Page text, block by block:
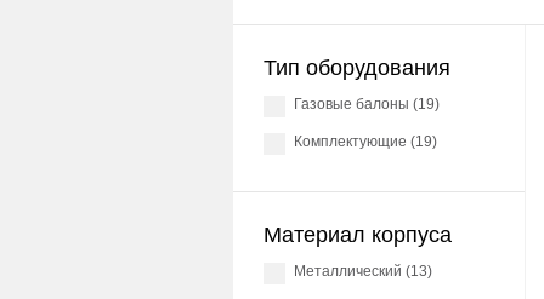
Тип оборудования
Газовые балоны (19)
Комплектующие (19)
Материал корпуса
Металлический (13)